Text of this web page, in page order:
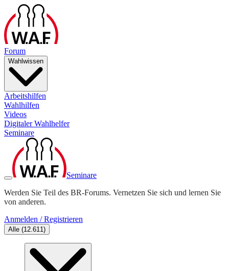
Forum
Wahlwissen
Arbeitshilfen
Wahlhilfen
Videos
Digitaler Wahlhelfer
Seminare
Seminare
Werden Sie Teil des BR-Forums. Vernetzen Sie sich und lernen Sie
von anderen.
Anmelden / Registrieren
Alle (12.611)